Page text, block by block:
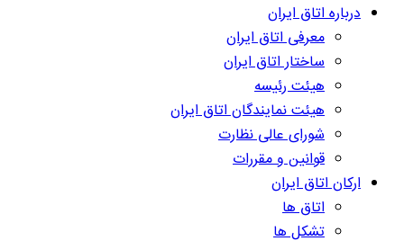
درباره اتاق ایران
معرفی اتاق ایران
ساختار اتاق ایران
هیئت رئیسه
هیئت نمایندگان اتاق ایران
شورای عالی نظارت
قوانین و مقررات
ارکان اتاق ایران
اتاق ها
تشکل ها